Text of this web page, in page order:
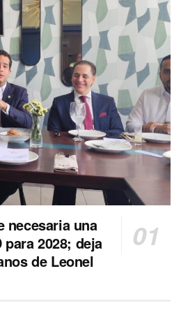
necesaria una
2028; deja
de Leonel